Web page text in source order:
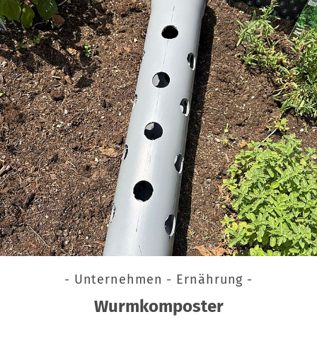
- Unternehmen - Ernährung -
Wurmkomposter